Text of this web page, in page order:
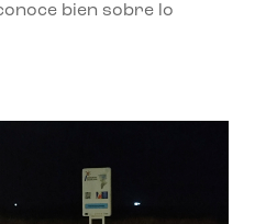
bien sobre lo